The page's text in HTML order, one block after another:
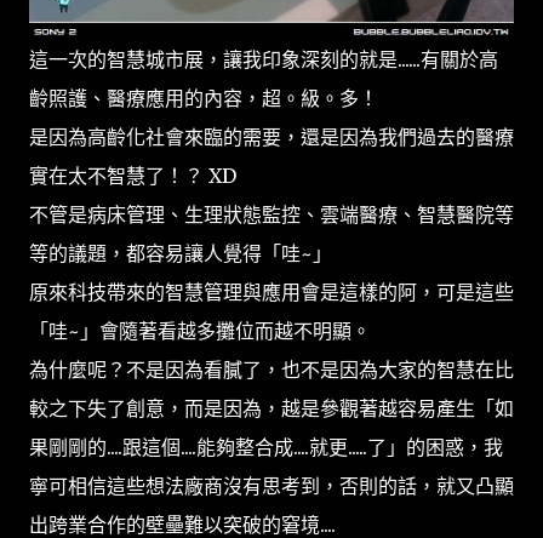
這一次的智慧城市展，讓我印象深刻的就是......有關於高
齡照護、醫療應用的內容，超。級。多！
是因為高齡化社會來臨的需要，還是因為我們過去的醫療
實在太不智慧了！？ XD
不管是病床管理、生理狀態監控、雲端醫療、智慧醫院等
等的議題，都容易讓人覺得「哇~」
原來科技帶來的智慧管理與應用會是這樣的阿，可是這些
「哇~」會隨著看越多攤位而越不明顯。
為什麼呢？不是因為看膩了，也不是因為大家的智慧在比
較之下失了創意，而是因為，越是參觀著越容易產生「如
果剛剛的....跟這個....能夠整合成....就更.....了」的困惑，我
寧可相信這些想法廠商沒有思考到，否則的話，就又凸顯
出跨業合作的壁壘難以突破的窘境....